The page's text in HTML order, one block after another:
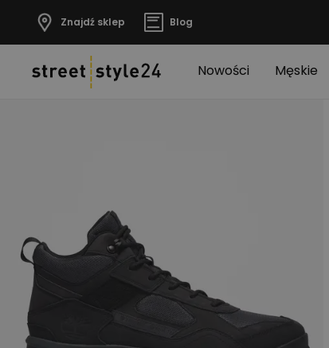
Znajdź sklep Blog
Nowości Męskie